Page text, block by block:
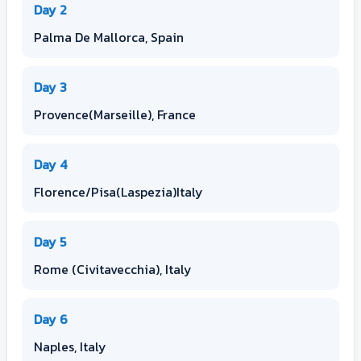
Day 2
Palma De Mallorca, Spain
Day 3
Provence(Marseille), France
Day 4
Florence/Pisa(Laspezia)Italy
Day 5
Rome (Civitavecchia), Italy
Day 6
Naples, Italy